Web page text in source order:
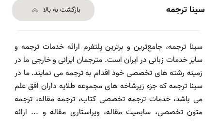
سینا ترجمه بازگشت به بالا
سینا ترجمه، جامع‌ترین و برترین پلتفرم ارائه خدمات ترجمه و
سایر خدمات زبانی در ایران است. مترجمان ایرانی و خارجی ما در
زمینه رشته های تخصصی خود اقدام به ترجمه می نمایند. ما در
سینا ترجمه که جزء زیرشاخه های مجموعه طلایه داران افق علم
می باشد، خدمات ترجمه تخصصی کتاب، ترجمه مقاله، ترجمه
متون تخصصی، سابمیت مقاله، ویراستاری مقاله و ... ارائه